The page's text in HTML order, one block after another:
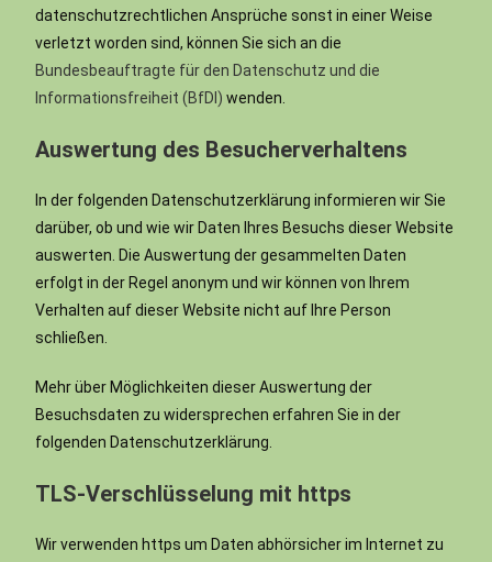
datenschutzrechtlichen Ansprüche sonst in einer Weise
verletzt worden sind, können Sie sich an die
Bundesbeauftragte für den Datenschutz und die
Informationsfreiheit (BfDI) wenden.
Auswertung des Besucherverhaltens
In der folgenden Datenschutzerklärung informieren wir Sie
darüber, ob und wie wir Daten Ihres Besuchs dieser Website
auswerten. Die Auswertung der gesammelten Daten
erfolgt in der Regel anonym und wir können von Ihrem
Verhalten auf dieser Website nicht auf Ihre Person
schließen.
Mehr über Möglichkeiten dieser Auswertung der
Besuchsdaten zu widersprechen erfahren Sie in der
folgenden Datenschutzerklärung.
TLS-Verschlüsselung mit https
Wir verwenden https um Daten abhörsicher im Internet zu